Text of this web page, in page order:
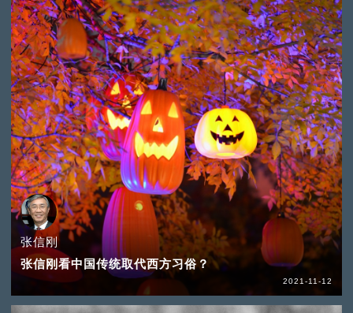
张信刚
张信刚看中国传统取代西方习俗？
2021-11-12